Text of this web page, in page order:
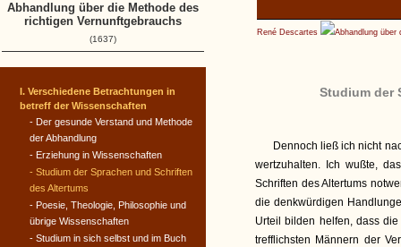
René Descartes Abhandlung über
Studium der
Dennoch ließ ich nicht
wertzuhalten. Ich wußte,
Schriften des Altertums
die denkwürdigen
Urteil bilden helfen, dass
trefflichsten Männern der
I. Verschiedene Betrachtungen in
betreff der Wissenschaften
- Der gesunde Verstand und Methode
der Abhandlung
- Erziehung in Wissenschaften
- Studium der Sprachen und Schriften
des Altertums
- Poesie, Theologie, Philosophie und
übrige Wissenschaften
- Studium in sich selbst und im Buch
Abhandlung über die Methode des
richtigen Vernunftgebrauchs
(1637)